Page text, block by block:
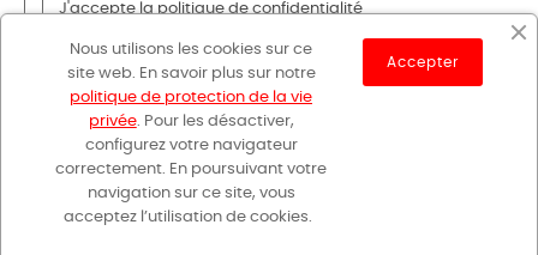
J'accepte la politique de confidentialité
GR Sentiers © 2023
Nous utilisons les cookies sur ce
site web. En savoir plus sur notre
politique de protection de la vie
privée. Pour les désactiver,
configurez votre navigateur
correctement. En poursuivant votre
navigation sur ce site, vous
acceptez l’utilisation de cookies.
Accepter